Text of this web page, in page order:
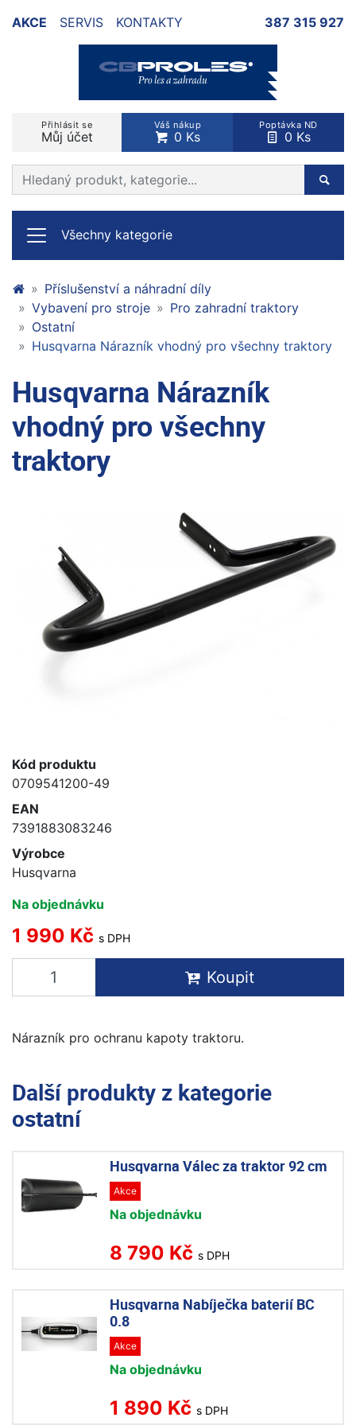
AKCE SERVIS KONTAKTY 387 315 927
Přihlásit se
Můj účet
Váš nákup
0 Ks
Poptávka ND
0 Ks
Prohledat web
Všechny kategorie
Příslušenství a náhradní díly
Vybavení pro stroje
Pro zahradní traktory
Ostatní
Husqvarna Nárazník vhodný pro všechny traktory
Husqvarna Nárazník
vhodný pro všechny
traktory
Kód produktu
0709541200-49
EAN
7391883083246
Výrobce
Husqvarna
Na objednávku
1 990 Kč s DPH
Koupit
Nárazník pro ochranu kapoty traktoru.
Další produkty z kategorie
ostatní
Husqvarna Válec za traktor 92 cm
Akce
Na objednávku
8 790 Kč s DPH
Husqvarna Nabíječka baterií BC
0.8
Akce
Na objednávku
1 890 Kč s DPH